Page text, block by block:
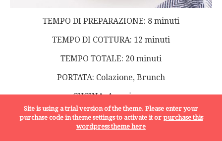
TEMPO DI PREPARAZIONE: 8 minuti
TEMPO DI COTTURA: 12 minuti
TEMPO TOTALE: 20 minuti
PORTATA: Colazione, Brunch
CUCINA: Americana
PORZIONI: 4 waffle
Site is using a trial version of the theme. Please enter your
purchase code in theme settings to activate it or purchase this
wordpress theme here